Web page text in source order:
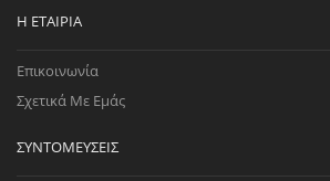
Η ΕΤΑΙΡΊΑ
Επικοινωνία
Σχετικά Με Εμάς
ΣΥΝΤΟΜΕΎΣΕΙΣ